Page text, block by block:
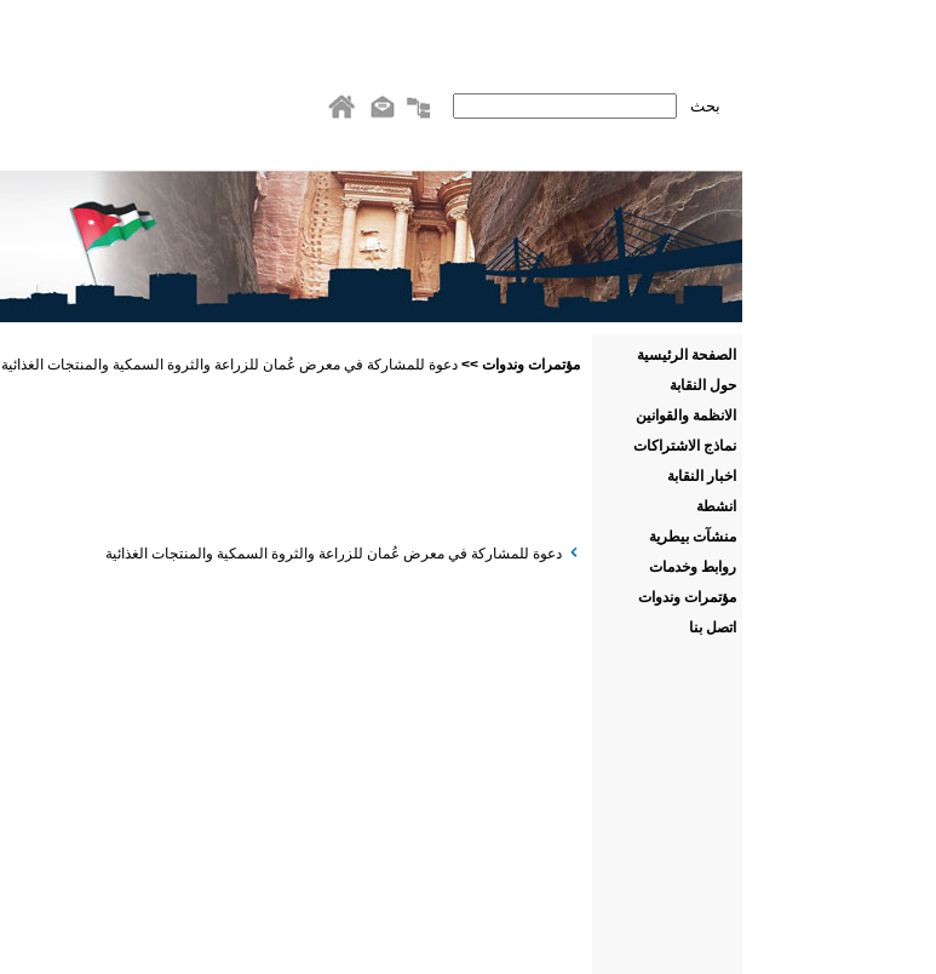
الصفحة الرئيسية
حول النقابة
الانظمة والقوانين
نماذج الاشتراكات
اخبار النقابة
انشطة
منشآت بيطرية
روابط وخدمات
مؤتمرات وندوات
اتصل بنا
مؤتمرات وندوات >> دعوة للمشاركة في معرض عُمان للزراعة والثروة السمكية والمنتجات الغذائية
دعوة للمشاركة في معرض عُمان للزراعة والثروة السمكية والمنتجات الغذائية